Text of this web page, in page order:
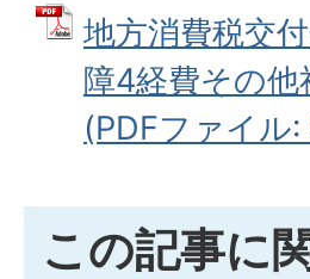
地方消費税交
障4経費その
(PDFファイル
この記事に